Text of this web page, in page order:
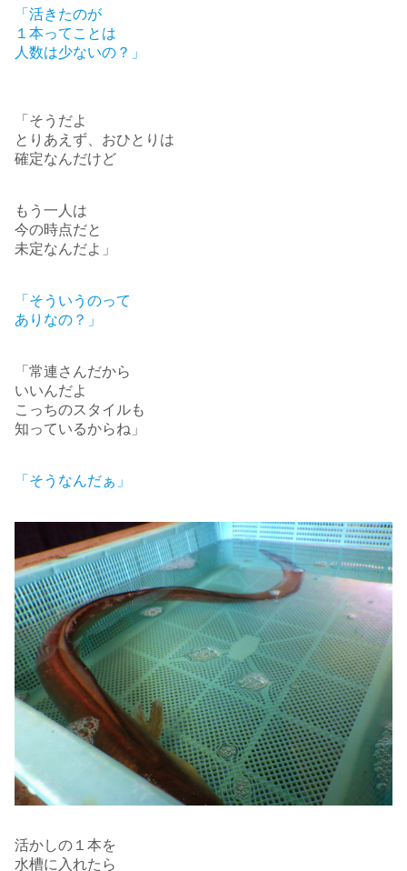
「活きたのが
１本ってことは
人数は少ないの？」
「そうだよ
とりあえず、おひとりは
確定なんだけど
もう一人は
今の時点だと
未定なんだよ」
「そういうのって
ありなの？」
「常連さんだから
いいんだよ
こっちのスタイルも
知っているからね」
「そうなんだぁ」
活かしの１本を
水槽に入れたら